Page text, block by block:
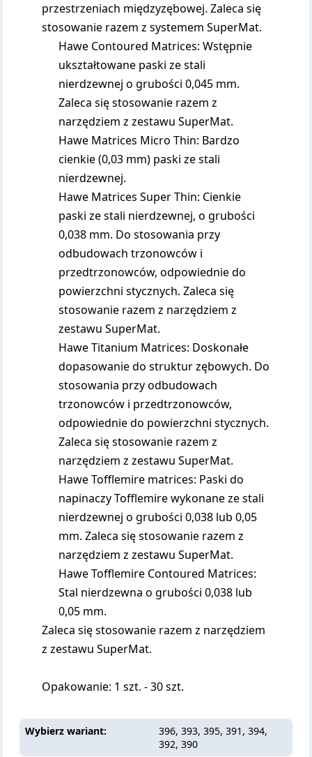
przestrzeniach międzyzębowej. Zaleca się
stosowanie razem z systemem SuperMat.
Hawe Contoured Matrices: Wstępnie
ukształtowane paski ze stali
nierdzewnej o grubości 0,045 mm.
Zaleca się stosowanie razem z
narzędziem z zestawu SuperMat.
Hawe Matrices Micro Thin: Bardzo
cienkie (0,03 mm) paski ze stali
nierdzewnej.
Hawe Matrices Super Thin: Cienkie
paski ze stali nierdzewnej, o grubości
0,038 mm. Do stosowania przy
odbudowach trzonowców i
przedtrzonowców, odpowiednie do
powierzchni stycznych. Zaleca się
stosowanie razem z narzędziem z
zestawu SuperMat.
Hawe Titanium Matrices: Doskonałe
dopasowanie do struktur zębowych. Do
stosowania przy odbudowach
trzonowców i przedtrzonowców,
odpowiednie do powierzchni stycznych.
Zaleca się stosowanie razem z
narzędziem z zestawu SuperMat.
Hawe Tofflemire matrices: Paski do
napinaczy Tofflemire wykonane ze stali
nierdzewnej o grubości 0,038 lub 0,05
mm. Zaleca się stosowanie razem z
narzędziem z zestawu SuperMat.
Hawe Tofflemire Contoured Matrices:
Stal nierdzewna o grubości 0,038 lub
0,05 mm.
Zaleca się stosowanie razem z narzędziem
z zestawu SuperMat.
Opakowanie: 1 szt. - 30 szt.
Wybierz wariant
396, 393, 395, 391, 394,
392, 390